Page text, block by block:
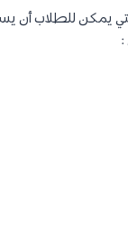
يمكن للطلاب
: